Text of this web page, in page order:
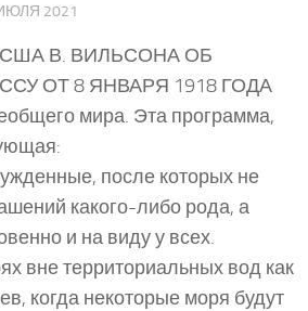
2021
В. ВИЛЬСОНА ОБ
ОТ 8 ЯНВАРЯ 1918 ГОДА
мира. Эта программа,
после которых не
какого-либо рода, а
и на виду у всех.
вне территориальных вод как
когда некоторые моря будут